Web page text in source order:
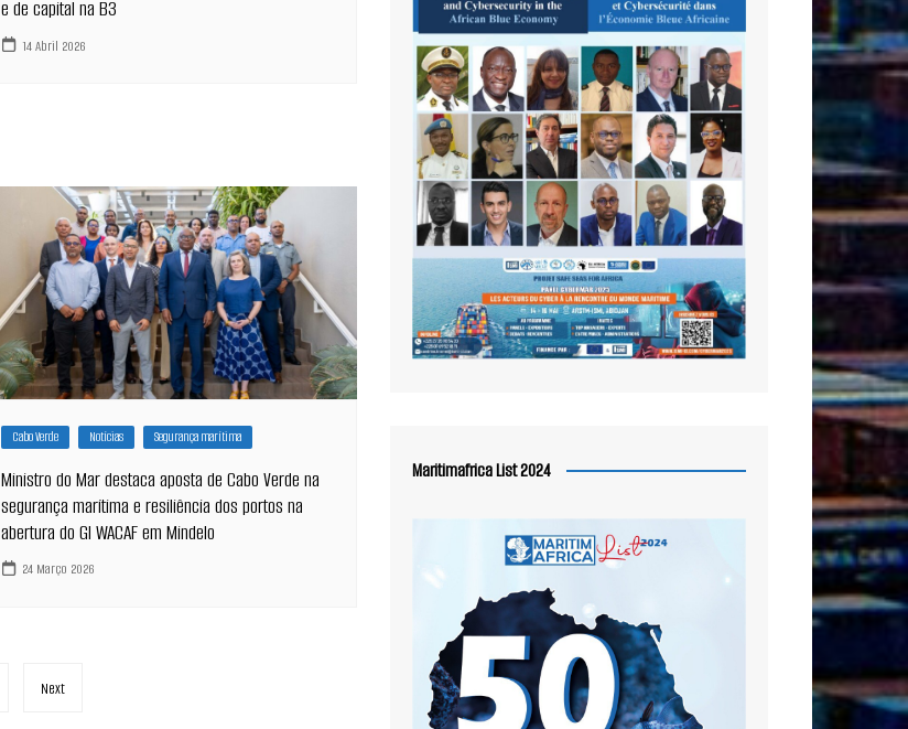
e de capital na B3
14 Abril 2026
Cabo Verde Notícias Segurança marítima
Ministro do Mar destaca aposta de Cabo Verde na
segurança marítima e resiliência dos portos na
abertura do GI WACAF em Mindelo
24 Março 2026
Next
Maritimafrica List 2024